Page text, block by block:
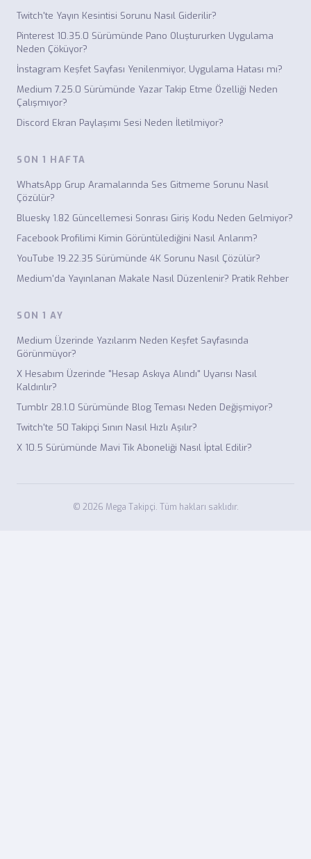
Twitch'te Yayın Kesintisi Sorunu Nasıl Giderilir?
Pinterest 10.35.0 Sürümünde Pano Oluştururken Uygulama
Neden Çöküyor?
İnstagram Keşfet Sayfası Yenilenmiyor, Uygulama Hatası mı?
Medium 7.25.0 Sürümünde Yazar Takip Etme Özelliği Neden
Çalışmıyor?
Discord Ekran Paylaşımı Sesi Neden İletilmiyor?
SON 1 HAFTA
WhatsApp Grup Aramalarında Ses Gitmeme Sorunu Nasıl
Çözülür?
Bluesky 1.82 Güncellemesi Sonrası Giriş Kodu Neden Gelmiyor?
Facebook Profilimi Kimin Görüntülediğini Nasıl Anlarım?
YouTube 19.22.35 Sürümünde 4K Sorunu Nasıl Çözülür?
Medium'da Yayınlanan Makale Nasıl Düzenlenir? Pratik Rehber
SON 1 AY
Medium Üzerinde Yazılarım Neden Keşfet Sayfasında
Görünmüyor?
X Hesabım Üzerinde "Hesap Askıya Alındı" Uyarısı Nasıl
Kaldırılır?
Tumblr 28.1.0 Sürümünde Blog Teması Neden Değişmiyor?
Twitch'te 50 Takipçi Sınırı Nasıl Hızlı Aşılır?
X 10.5 Sürümünde Mavi Tik Aboneliği Nasıl İptal Edilir?
© 2026 Mega Takipçi. Tüm hakları saklıdır.